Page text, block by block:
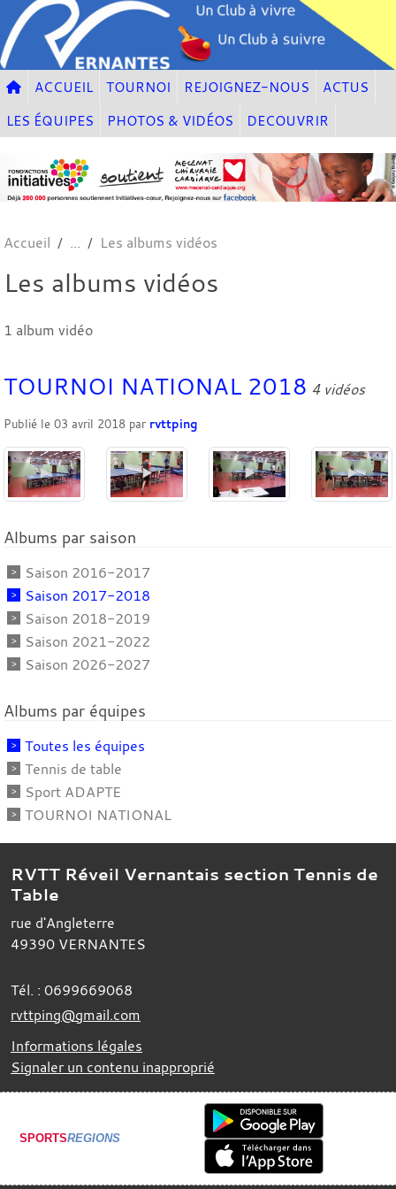
ACCUEIL TOURNOI REJOIGNEZ-NOUS
ACTUS
LES ÉQUIPES
PHOTOS & VIDÉOS DECOUVRIR
Accueil Les albums vidéos
Les albums vidéos
1 album vidéo
TOURNOI NATIONAL 2018 4 vidéos
Publié le 03 avril 2018 par rvttping
Albums par saison
Saison 2016-2017
Saison 2017-2018
Saison 2018-2019
Saison 2021-2022
Saison 2026-2027
Albums par équipes
Toutes les équipes
Tennis de table
Sport ADAPTE
TOURNOI NATIONAL
RVTT Réveil Vernantais section Tennis de
Table
rue d'Angleterre
49390 VERNANTES
Tél. : 0699669068
rvttping@gmail.com
Informations légales
Signaler un contenu inapproprié
SPORTSREGIONS
Panneau de gestion des cookies